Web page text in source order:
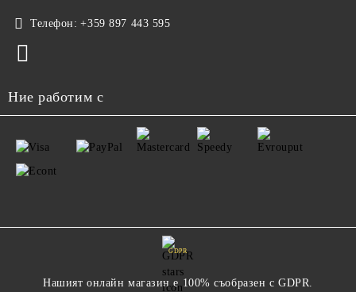
Телефон: +359 897 443 595
Ние работим с
GDPR
Нашият онлайн магазин е 100% съобразен с GDPR.